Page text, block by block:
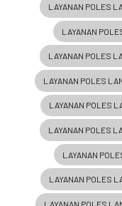
LAYANAN POLES
LAYANAN
LAYANAN POLES
LAYANAN POLES
LAYANAN POLES
LAYANAN POLES
LAYANAN
LAYANAN POLES
LAYANAN POLES